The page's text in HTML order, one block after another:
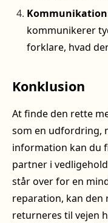
kommunikerer
forklare, hvad
Konklusion
At finde den rette
som en udfordring,
information kan du
partner i
står over for en
reparation, kan den
returneres til vejen